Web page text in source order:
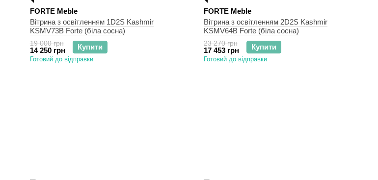
FORTE Meble
Вітрина з освітленням 1D2S Kashmir
KSMV73B Forte (біла сосна)
19 000 грн
14 250 грн Купити
Готовий до відправки
FORTE Meble
Вітрина з освітленням 2D2S Kashmir
KSMV64B Forte (біла сосна)
23 270 грн
17 453 грн Купити
Готовий до відправки